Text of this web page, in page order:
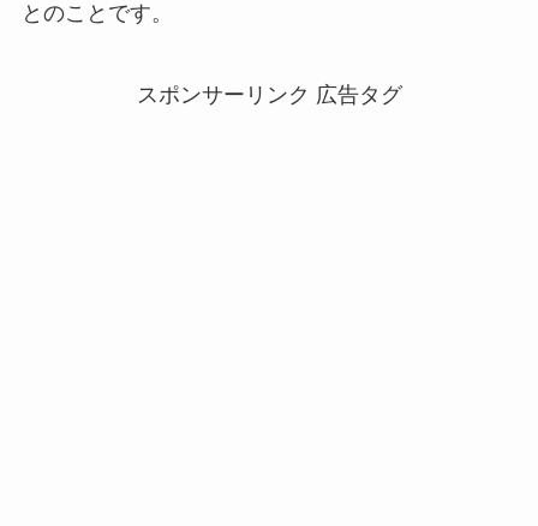
とのことです。
スポンサーリンク 広告タグ